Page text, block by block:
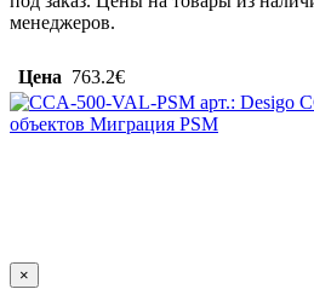
менеджеров.
Цена 763.2€
×